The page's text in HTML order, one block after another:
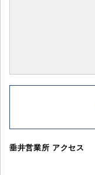
垂井営業所 アクセス